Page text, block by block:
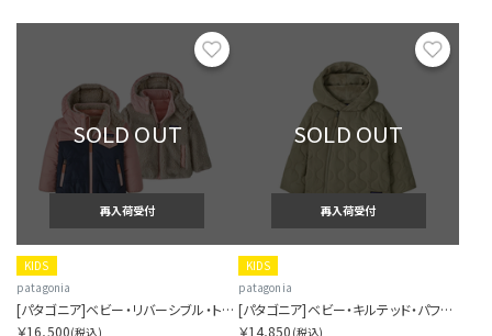
お気に入り
SOLD OUT
再入荷受付
KIDS
patagonia
[パタゴニア]ベビー・リバーシブル・トリブルズ・フーディ
￥16,500(税込)
SOLD OUT
再入荷受付
KIDS
patagonia
[パタゴニア]ベビー・キルテッド・パフ・ジャケット
￥14,850 (税込)